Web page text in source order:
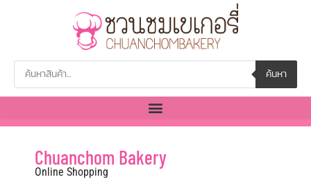
ค้นหา
Chuanchom Bakery
Online Shopping